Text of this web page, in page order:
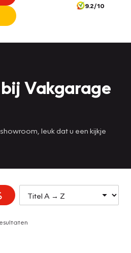
9.2/10
Vakgarage
leuk dat u een kijkje